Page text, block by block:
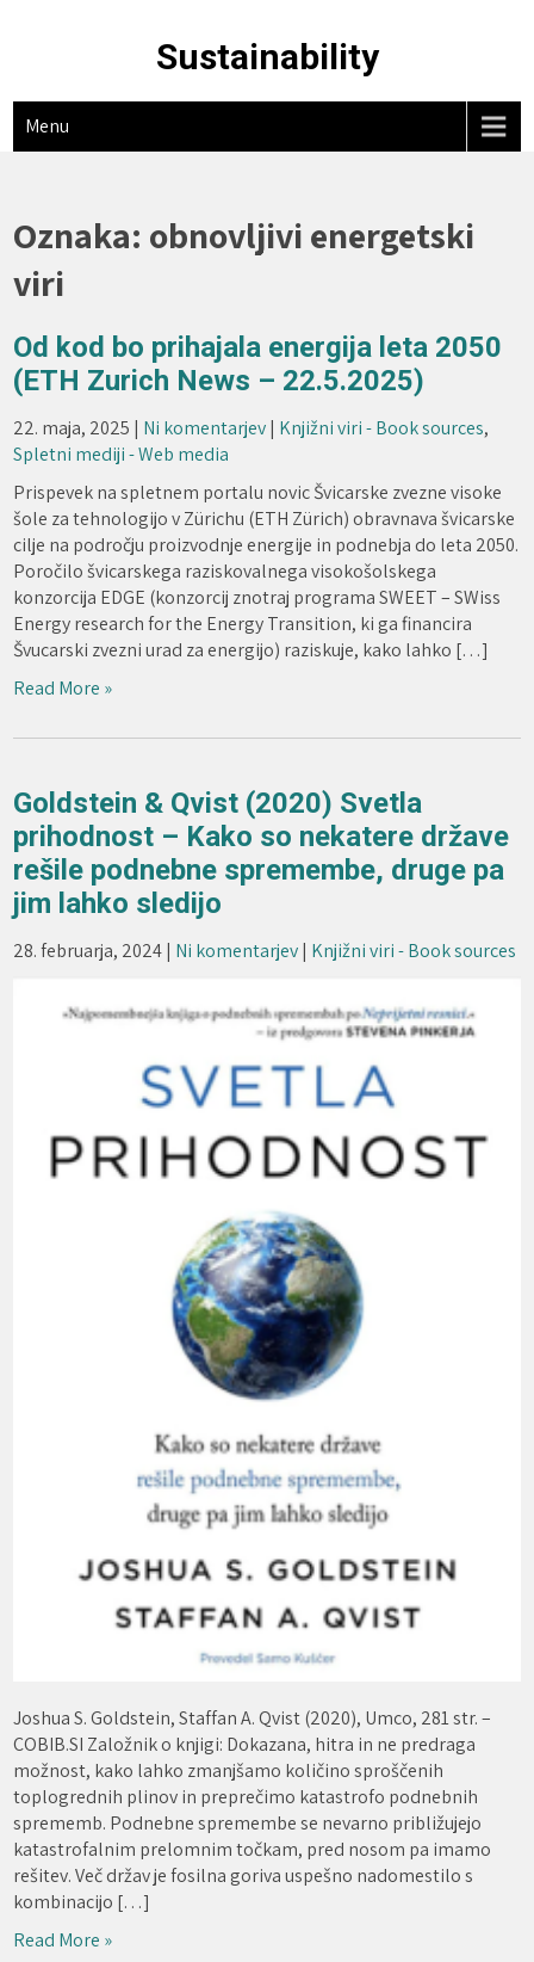
Sustainability
Menu
Oznaka: obnovljivi energetski
viri
Od kod bo prihajala energija leta 2050
(ETH Zurich News – 22.5.2025)
22. maja, 2025 | Ni komentarjev| Knjižni viri - Book sources,
Spletni mediji - Web media
Prispevek na spletnem portalu novic Švicarske zvezne visoke
šole za tehnologijo v Zürichu (ETH Zürich) obravnava švicarske
cilje na področju proizvodnje energije in podnebja do leta 2050.
Poročilo švicarskega raziskovalnega visokošolskega
konzorcija EDGE (konzorcij znotraj programa SWEET – SWiss
Energy research for the Energy Transition, ki ga financira
Švucarski zvezni urad za energijo) raziskuje, kako lahko […]
Read More »
Goldstein & Qvist (2020) Svetla
prihodnost – Kako so nekatere države
rešile podnebne spremembe, druge pa
jim lahko sledijo
28. februarja, 2024| Ni komentarjev| Knjižni viri - Book sources
Joshua S. Goldstein, Staffan A. Qvist (2020), Umco, 281 str. –
COBIB.SI Založnik o knjigi: Dokazana, hitra in ne predraga
možnost, kako lahko zmanjšamo količino sproščenih
toplogrednih plinov in preprečimo katastrofo podnebnih
sprememb. Podnebne spremembe se nevarno približujejo
katastrofalnim prelomnim točkam, pred nosom pa imamo
rešitev. Več držav je fosilna goriva uspešno nadomestilo s
kombinacijo […]
Read More »